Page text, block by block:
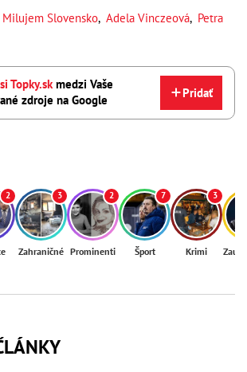
Milujem Slovensko, Adela Vinczeová, Petra
Topky.skmedzi Vaše
zdroje na Google
Pridať
2 3
Zahraničné
2
Prominenti
7
Šport
3
Krimi